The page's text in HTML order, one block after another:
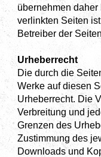
übernehmen
verlinkten Seiten
Betreiber der
Urheberrecht
Die durch die
Werke auf diesen
Urheberrecht. Die
Verbreitung und
Grenzen des
Zustimmung des
Downloads und